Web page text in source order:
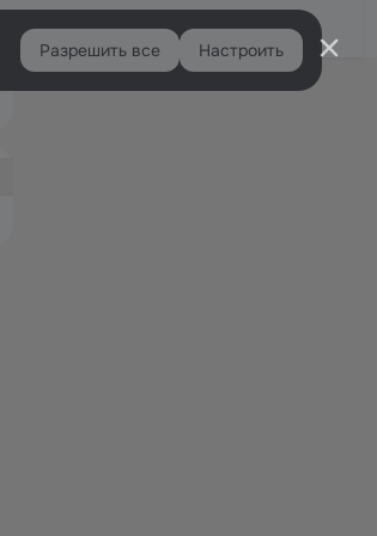
Войти
Разрешить все Настроить